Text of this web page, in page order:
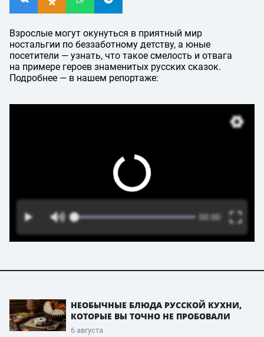
Взрослые могут окунуться в приятный мир
ностальгии по беззаботному детству, а юные
посетители — узнать, что такое смелость и отвага
на примере героев знаменитых русских сказок.
Подробнее — в нашем репортаже:
НЕОБЫЧНЫЕ БЛЮДА РУССКОЙ КУХНИ,
КОТОРЫЕ ВЫ ТОЧНО НЕ ПРОБОВАЛИ
6 августа